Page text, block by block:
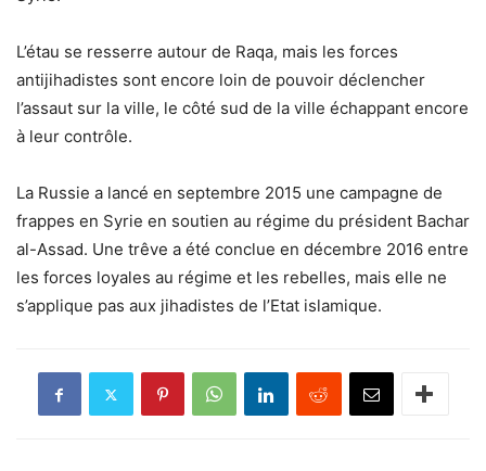
L’étau se resserre autour de Raqa, mais les forces
antijihadistes sont encore loin de pouvoir déclencher
l’assaut sur la ville, le côté sud de la ville échappant encore
à leur contrôle.
La Russie a lancé en septembre 2015 une campagne de
frappes en Syrie en soutien au régime du président Bachar
al-Assad. Une trêve a été conclue en décembre 2016 entre
les forces loyales au régime et les rebelles, mais elle ne
s’applique pas aux jihadistes de l’Etat islamique.